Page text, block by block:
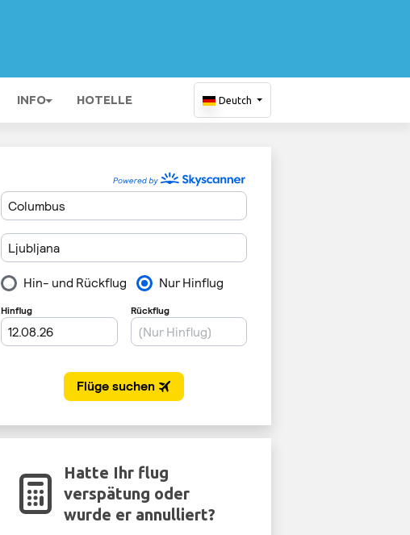
INFO HOTELLE Deutch
Hatte Ihr flug
verspätung oder
wurde er annulliert?